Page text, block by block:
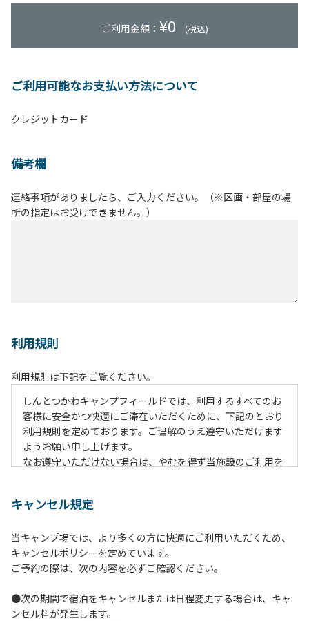
ご利用金額： ¥0 (税込)
ご利用可能なお支払い方法について
クレジットカード
備考欄
連絡事項がありましたら、ご入力ください。（※区画・部屋の場
所の指定はお受けできません。）
利用規則
利用規則は下記をご覧ください。
しんとつかわキャンプフィールドでは、利用するすべてのお
客様に安全かつ快適にご滞在いただくために、下記のとおり
利用規則を定めております。ご理解のうえ遵守いただけます
ようお願い申し上げます。
なお遵守いただけない場合は、やむを得ず当施設のご利用を
【ご利用上の注意事項ならびに禁止事項】
２.安全管理上、お子様の単独での行動はご遠慮ください。
３.調度品などの持ち出しはしないでください。
４.午後10時以降の花火の使用は禁止です。
使用、夜間の大声での談笑等）や他人に嫌悪感を与えるよう
な行為はお止めください。
キャンセル規定
当キャンプ場では、より多くの方に快適にご利用いただくため、
キャンセルポリシーを定めています。
ご予約の際は、次の内容を必ずご確認ください。
●次の期間で宿泊をキャンセルまたは日程変更する場合は、キャ
ンセル料が発生します。